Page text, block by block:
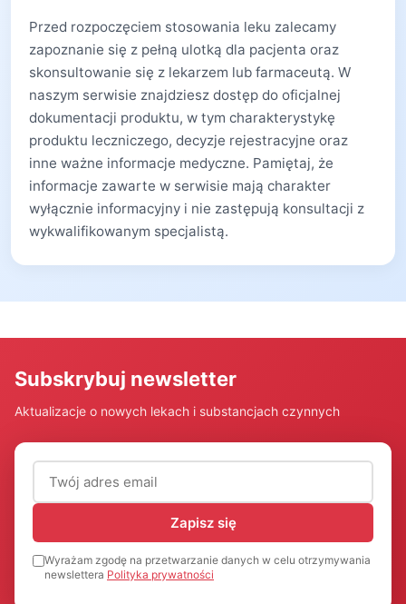
Przed rozpoczęciem stosowania leku zalecamy
zapoznanie się z pełną ulotką dla pacjenta oraz
skonsultowanie się z lekarzem lub farmaceutą. W
naszym serwisie znajdziesz dostęp do oficjalnej
dokumentacji produktu, w tym charakterystykę
produktu leczniczego, decyzje rejestracyjne oraz
inne ważne informacje medyczne. Pamiętaj, że
informacje zawarte w serwisie mają charakter
wyłącznie informacyjny i nie zastępują konsultacji z
wykwalifikowanym specjalistą.
Subskrybuj newsletter
Aktualizacje o nowych lekach i substancjach czynnych
Adres email (wymagany)
Zapisz się
Wyrażam zgodę na przetwarzanie danych w celu otrzymywania
newslettera Polityka prywatności